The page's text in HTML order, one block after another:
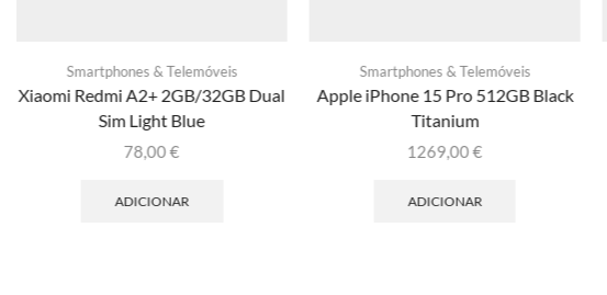
Smartphones & Telemóveis
Xiaomi Redmi A2+ 2GB/32GB Dual
Sim Light Blue
78,00€
ADICIONAR
Smartphones & Telemóveis
Apple iPhone 15 Pro 512GB Black
Titanium
1269,00€
ADICIONAR